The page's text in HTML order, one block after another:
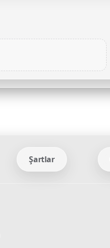
Şartlar